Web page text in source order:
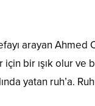
arayan
bir ışık olur
yatan ruh’a.